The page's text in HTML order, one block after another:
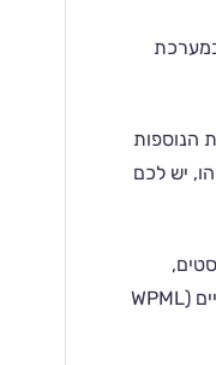
הנוספות
יש לכם
כשאתם יכולים לבחור בין תרגום הטקסטים השונים בכוחות עצמכם לבין שכירת שירותיהם של מתרגמים מקצועיים (WPML